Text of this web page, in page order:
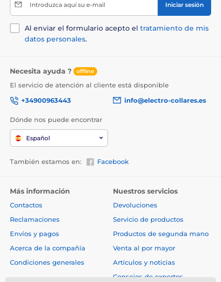
Introduzca aquí su e-mail Iniciar sesión
Al enviar el formulario acepto el tratamiento de mis
datos personales.
Necesita ayuda ? offline
El servicio de atención al cliente está disponible
+34900963443
info@electro-collares.es
Dónde nos puede encontrar
Español
También estamos en: Facebook
Más información
Contactos
Reclamaciones
Envíos y pagos
Acerca de la compañía
Condiciones generales
Nuestros servicios
Devoluciones
Servicio de productos
Productos de segunda mano
Venta al por mayor
Artículos y noticias
Consejos de expertos